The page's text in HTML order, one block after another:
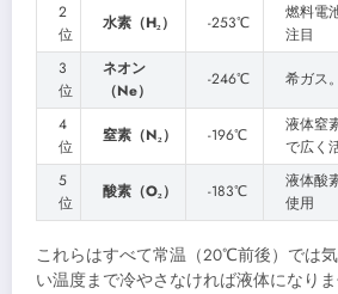
2
位
水素（H₂） -253℃
燃料電
注目
3
位
ネオン
（Ne）
-246℃ 希ガス
4
位
窒素（N₂） -196℃
液体窒
で広く
5
位
酸素（O₂） -183℃
液体酸
使用
これらはすべて常温（20℃前後）では
い温度まで冷やさなければ液体になりま